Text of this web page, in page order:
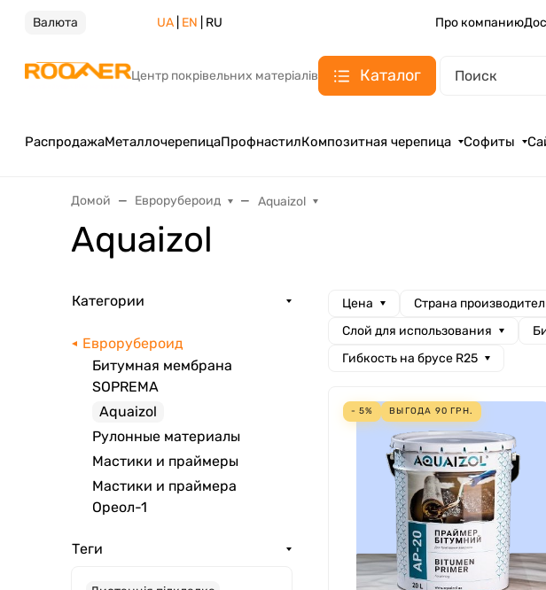
Валюта UA| EN | RU Про компанию
Центр покрівельних матеріалів Каталог
РаспродажаМеталлочерепицаПрофнастилКомпозитная черепица Софиты
Домой Еврорубероид Aquaizol
Aquaizol
Категории
Еврорубероид
Битумная мембрана
SOPREMA
Aquaizol
Рулонные материалы
Мастики и праймеры
Мастики и праймера
Ореол-1
Теги
Цена Страна
Слой для использования
Гибкость на брусе R25
- 5% ВЫГОДА 90 ГРН.